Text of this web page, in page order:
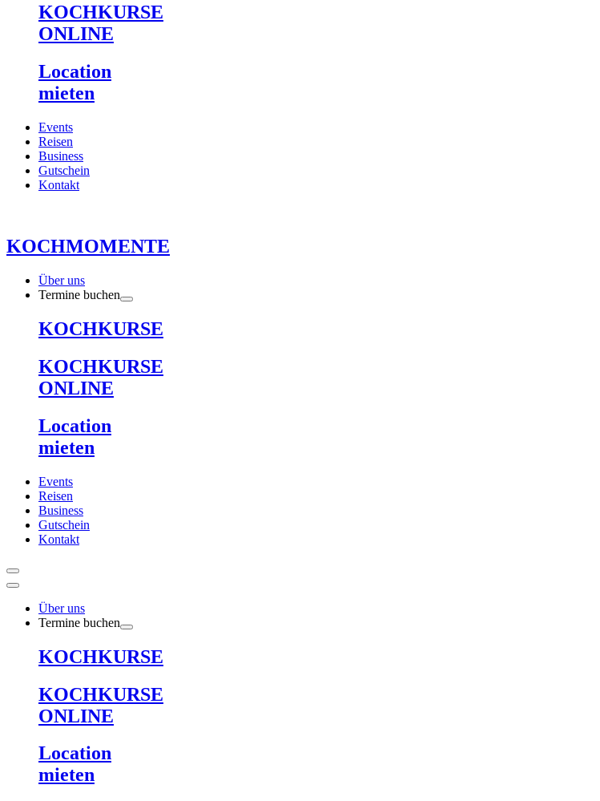
KOCHKURSE
ONLINE
Location
mieten
Events
Reisen
Business
Gutschein
Kontakt
KOCHMOMENTE
Über uns
Termine buchen
KOCHKURSE
KOCHKURSE
ONLINE
Location
mieten
Events
Reisen
Business
Gutschein
Kontakt
Über uns
Termine buchen
KOCHKURSE
KOCHKURSE
ONLINE
Location
mieten